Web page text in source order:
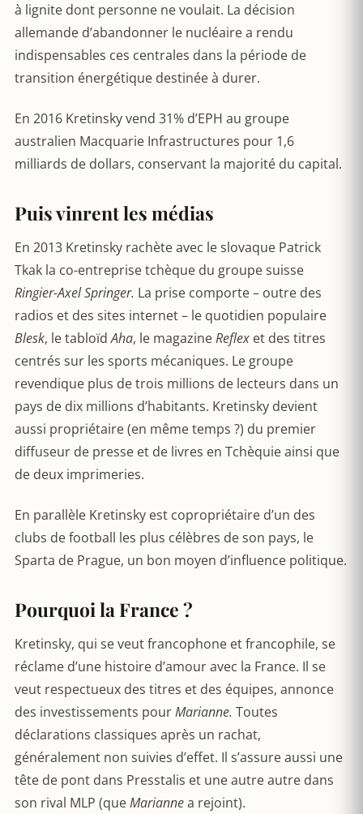
à lignite dont personne ne voulait. La décision
allemande d’abandonner le nucléaire a rendu
indispensables ces centrales dans la période de
transition énergétique destinée à durer.
En 2016 Kretinsky vend 31% d’EPH au groupe
australien Macquarie Infrastructures pour 1,6
milliards de dollars, conservant la majorité du capital.
Puis vinrent les médias
En 2013 Kretinsky rachète avec le slovaque Patrick
Tkak la co-entreprise tchèque du groupe suisse
Ringier-Axel Springer. La prise comporte – outre des
radios et des sites internet – le quotidien populaire
Blesk, le tabloïdAha, le magazineReflex et des titres
centrés sur les sports mécaniques. Le groupe
revendique plus de trois millions de lecteurs dans un
pays de dix millions d’habitants. Kretinsky devient
aussi propriétaire (en même temps ?) du premier
diffuseur de presse et de livres en Tchèquie ainsi que
de deux imprimeries.
En parallèle Kretinsky est copropriétaire d’un des
clubs de football les plus célèbres de son pays, le
Sparta de Prague, un bon moyen d’influence politique.
Pourquoi la France ?
Kretinsky, qui se veut francophone et francophile, se
réclame d’une histoire d’amour avec la France. Il se
veut respectueux des titres et des équipes, annonce
des investissements pourMarianne. Toutes
déclarations classiques après un rachat,
généralement non suivies d’effet. Il s’assure aussi une
tête de pont dans Presstalis et une autre autre dans
son rival MLP (queMariannea rejoint).